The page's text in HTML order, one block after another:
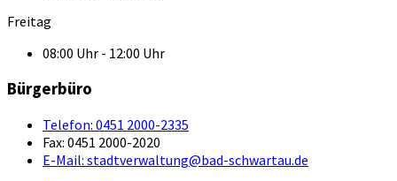
Freitag
08:00 Uhr - 12:00 Uhr
Bürgerbüro
Telefon: 0451 2000-2335
Fax: 0451 2000-2020
E-Mail: stadtverwaltung@bad-schwartau.de